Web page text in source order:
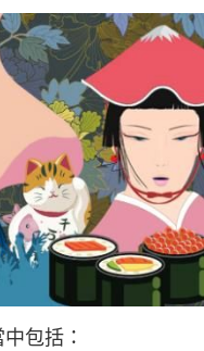
包括：